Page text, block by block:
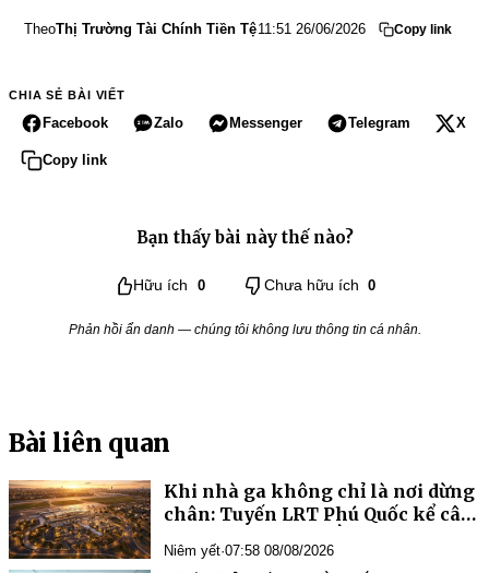
TheoThị Trường Tài Chính Tiền Tệ11:51 26/06/2026 Copy link
CHIA SẺ BÀI VIẾT
Facebook Zalo Messenger Telegram X
Copy link
Bạn thấy bài này thế nào?
Hữu ích 0 Chưa hữu ích 0
Phản hồi ẩn danh — chúng tôi không lưu thông tin cá nhân.
Bài liên quan
Khi nhà ga không chỉ là nơi dừng
chân: Tuyến LRT Phú Quốc kể câu
Niêm yết·07:58 08/08/2026